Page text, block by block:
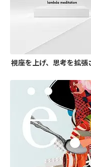
視座を上げ、思考を拡